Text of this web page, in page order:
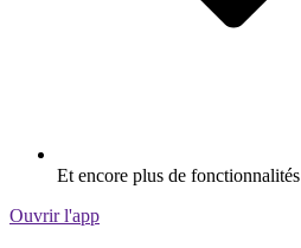
Et encore plus de fonctionnalités
Ouvrir l'app